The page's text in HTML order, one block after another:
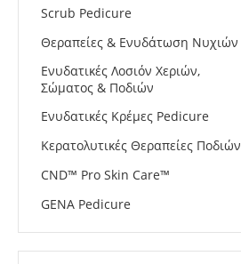
Scrub Pedicure
Θεραπείες & Ενυδάτωση Νυχιών
Ενυδατικές Λοσιόν Χεριών,
Σώματος & Ποδιών
Ενυδατικές Κρέμες Pedicure
Κερατολυτικές Θεραπείες Ποδιών
CND™ Pro Skin Care™
GENA Pedicure